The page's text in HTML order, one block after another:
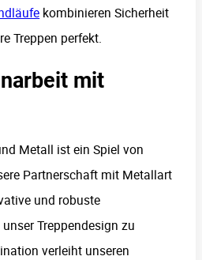
kombinieren Sicherheit
Treppen perfekt.
mit
Metall ist ein Spiel von
Partnerschaft mit Metallart
und robuste
Treppendesign zu
verleiht unseren